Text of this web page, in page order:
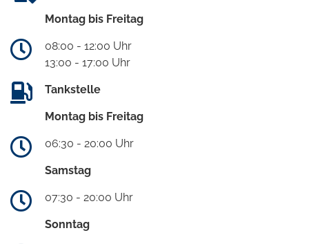
Montag bis Freitag
08:00 - 12:00 Uhr
13:00 - 17:00 Uhr
Tankstelle
Montag bis Freitag
06:30 - 20:00 Uhr
Samstag
07:30 - 20:00 Uhr
Sonntag